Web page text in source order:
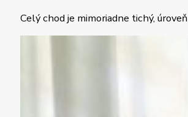
Celý chod je mimoriadne tichý,